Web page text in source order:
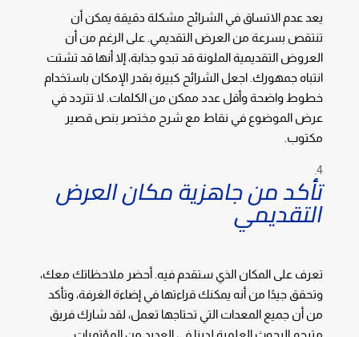
يعد عدم الاتساق في الشرائح مشكلة دقيقة يمكن أن
تنتقص بسرعة من العرض التقديمي. على الرغم من أن
العروض التقديمية الملونة قد تبدو جذابة، إلا أنها قد تشتت
انتباه جمهورك. اجعل الشرائح كبيرة بقدر الإمكان باستخدام
خطوط واضحة وأقل عدد ممكن من الكلمات. لا تتردد في
عرض الموضوع في نقاط مع شرح مختصر بنص قصير
مكتوب.
تأكد من جاهزية مكان العرض
التقديمي
تعرف على المكان الذي ستقدم فيه. أحضر ملاحظاتك معك،
وتحقق جيدًا من أنه يمكنك قراءتها في إضاءة الغرفة، وتأكد
من أن جميع المعدات التي تحتاجها تعمل، لقد شارك فريق